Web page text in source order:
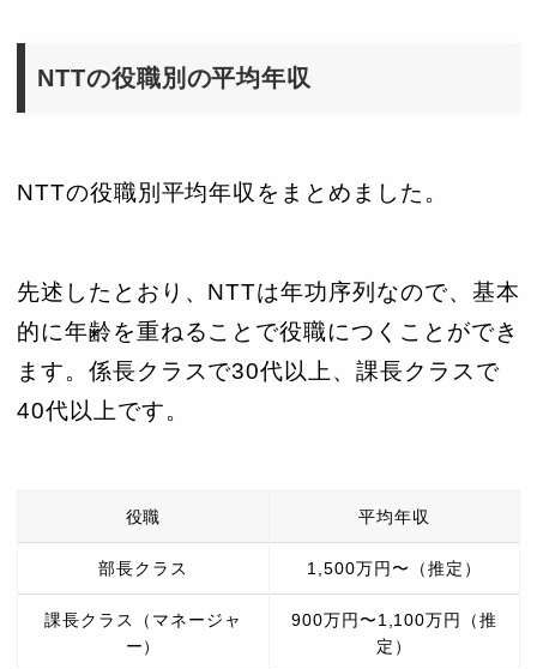
NTTの役職別の平均年収
NTTの役職別平均年収をまとめました。
先述したとおり、NTTは年功序列なので、基本
的に年齢を重ねることで役職につくことができ
ます。係長クラスで30代以上、課長クラスで
40代以上です。
役職 平均年収
部長クラス 1,500万円〜（推定）
課長クラス（マネージャ
ー）
900万円〜1,100万円（推
定）